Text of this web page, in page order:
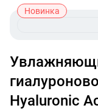
Новинка
Увлажняющий крем с ПДРН и
Hyaluronic